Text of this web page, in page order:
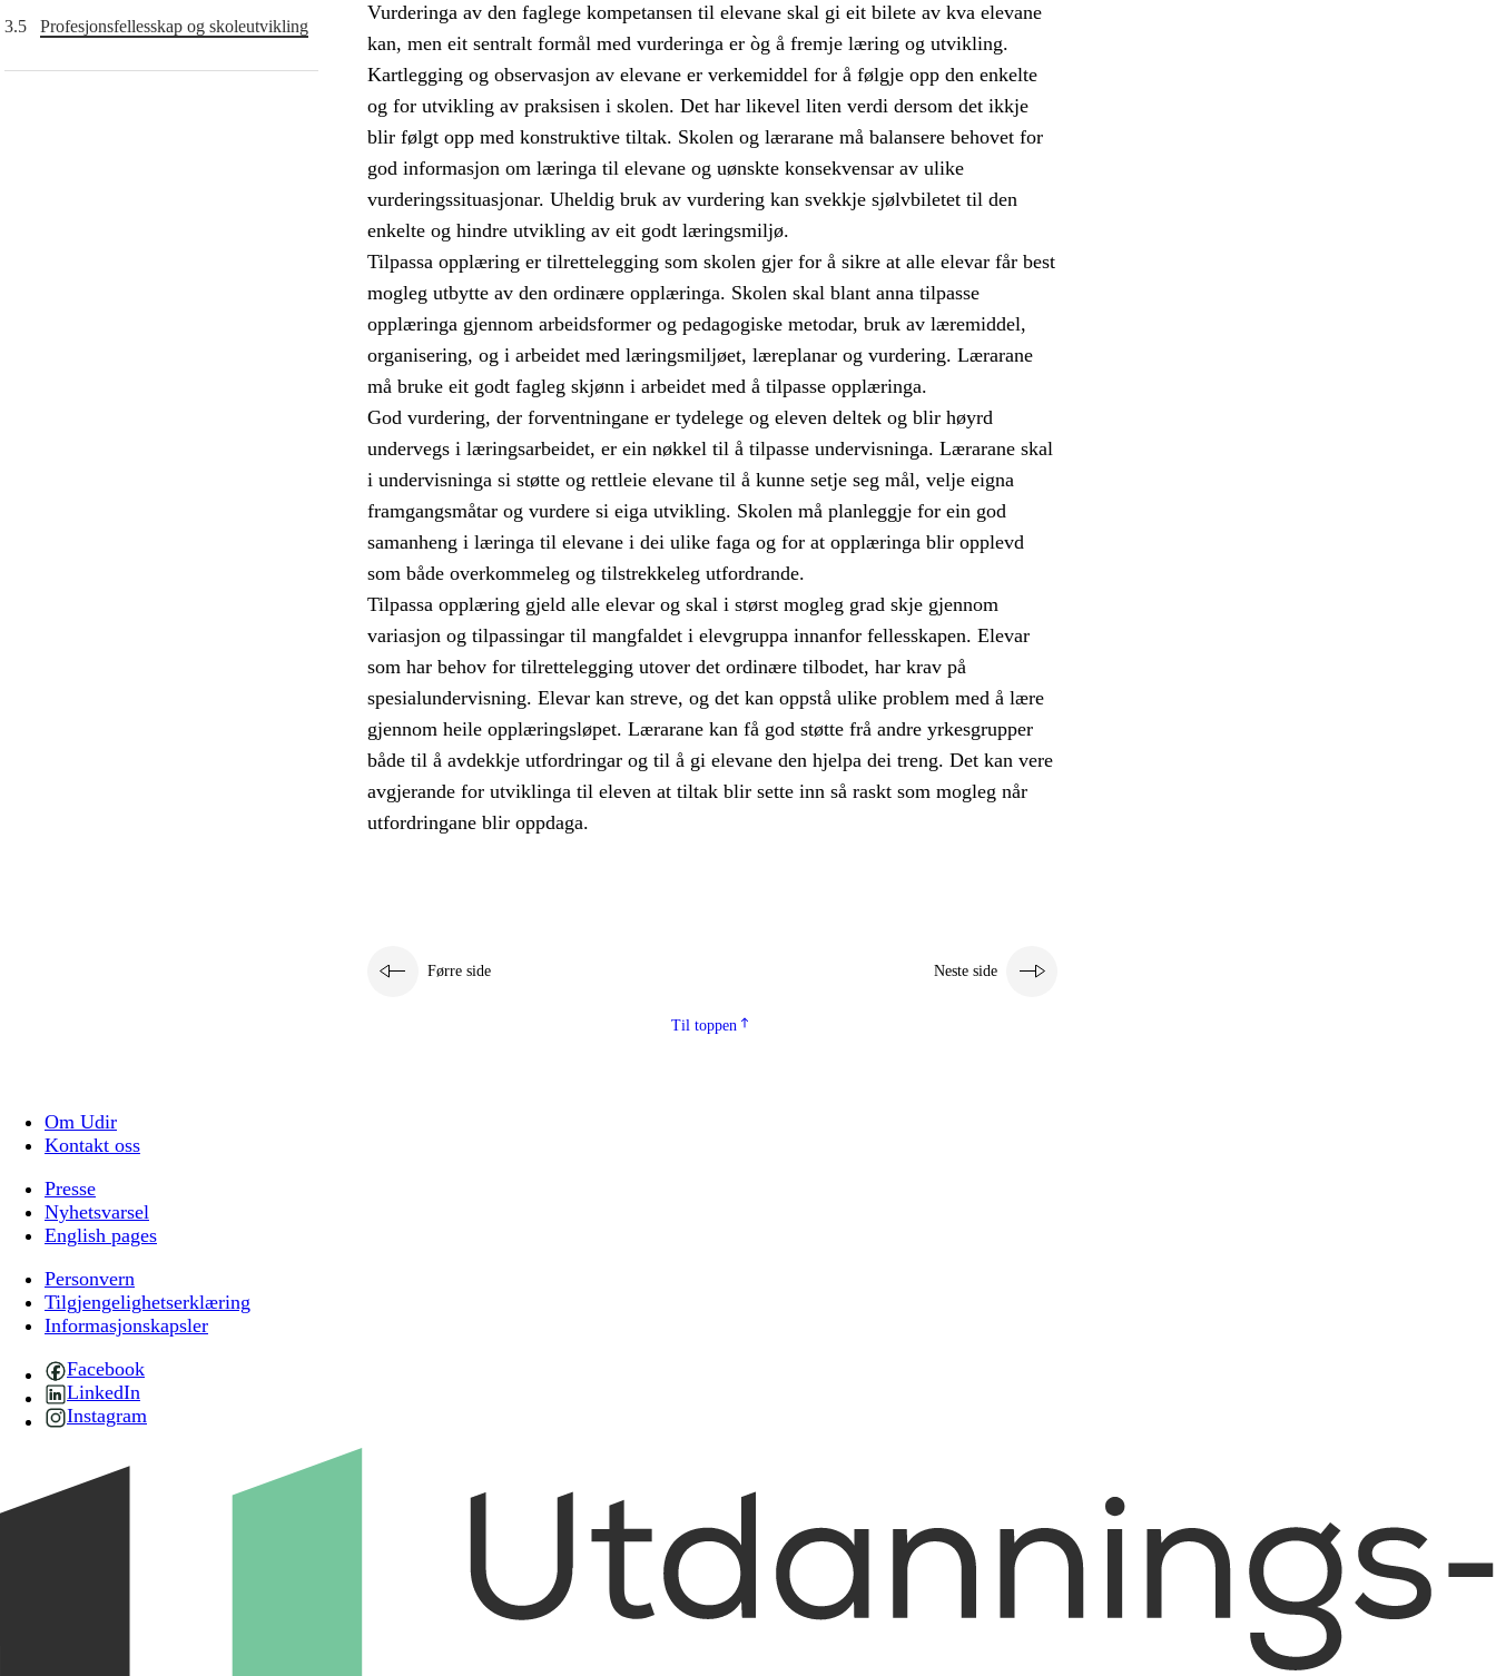
3.5 Profesjonsfellesskap og skoleutvikling
Vurderinga av den faglege kompetansen til elevane skal gi eit bilete av kva elevane
kan, men eit sentralt formål med vurderinga er òg å fremje læring og utvikling.
Kartlegging og observasjon av elevane er verkemiddel for å følgje opp den enkelte
og for utvikling av praksisen i skolen. Det har likevel liten verdi dersom det ikkje
blir følgt opp med konstruktive tiltak. Skolen og lærarane må balansere behovet for
god informasjon om læringa til elevane og uønskte konsekvensar av ulike
vurderingssituasjonar. Uheldig bruk av vurdering kan svekkje sjølvbiletet til den
enkelte og hindre utvikling av eit godt læringsmiljø.
Tilpassa opplæring er tilrettelegging som skolen gjer for å sikre at alle elevar får best
mogleg utbytte av den ordinære opplæringa. Skolen skal blant anna tilpasse
opplæringa gjennom arbeidsformer og pedagogiske metodar, bruk av læremiddel,
organisering, og i arbeidet med læringsmiljøet, læreplanar og vurdering. Lærarane
må bruke eit godt fagleg skjønn i arbeidet med å tilpasse opplæringa.
God vurdering, der forventningane er tydelege og eleven deltek og blir høyrd
undervegs i læringsarbeidet, er ein nøkkel til å tilpasse undervisninga. Lærarane skal
i undervisninga si støtte og rettleie elevane til å kunne setje seg mål, velje eigna
framgangsmåtar og vurdere si eiga utvikling. Skolen må planleggje for ein god
samanheng i læringa til elevane i dei ulike faga og for at opplæringa blir opplevd
som både overkommeleg og tilstrekkeleg utfordrande.
Tilpassa opplæring gjeld alle elevar og skal i størst mogleg grad skje gjennom
variasjon og tilpassingar til mangfaldet i elevgruppa innanfor fellesskapen. Elevar
som har behov for tilrettelegging utover det ordinære tilbodet, har krav på
spesialundervisning. Elevar kan streve, og det kan oppstå ulike problem med å lære
gjennom heile opplæringsløpet. Lærarane kan få god støtte frå andre yrkesgrupper
både til å avdekkje utfordringar og til å gi elevane den hjelpa dei treng. Det kan vere
avgjerande for utviklinga til eleven at tiltak blir sette inn så raskt som mogleg når
utfordringane blir oppdaga.
Førre side Neste side
Til toppen
Om Udir
Kontakt oss
Presse
Nyhetsvarsel
English pages
Personvern
Tilgjengelighetserklæring
Informasjonskapsler
Facebook
LinkedIn
Instagram